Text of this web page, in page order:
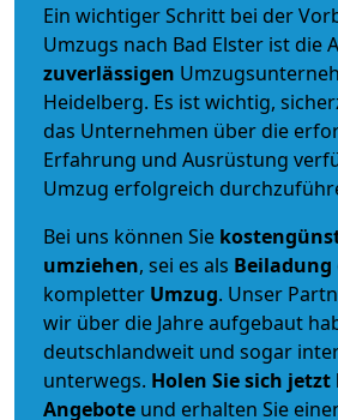
Ein wichtiger Schritt bei der
Umzugs nach Bad Elster ist die
zuverlässigen
Heidelberg. Es ist wichtig,
das Unternehmen über die
Erfahrung und Ausrüstung
Umzug erfolgreich
Bei uns können Sie
umziehen, sei es als Beiladung
kompletter Umzug. Unser
wir über die Jahre aufgebaut
deutschlandweit und sogar
unterwegs. Holen Sie sich
Angebote und erhalten Sie